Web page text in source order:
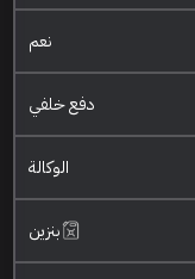
نعم
دفع خلفي
الوكالة
بنزين